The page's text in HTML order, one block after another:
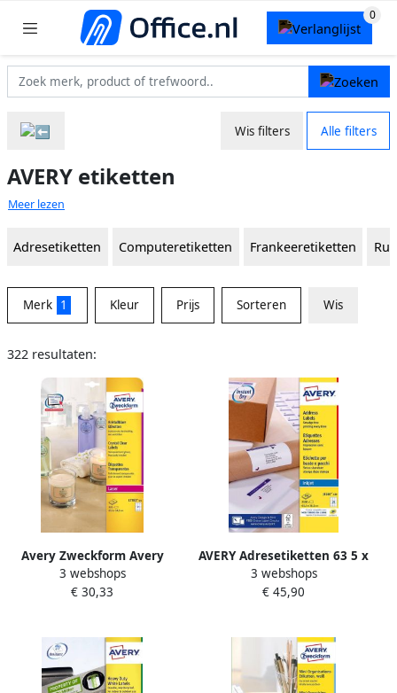
Wis filters Alle filters
AVERY etiketten
Meer lezen
Adresetiketten Computeretiketten Frankeeretiketten
Merk 1 Kleur Prijs Sorteren Wis
322 resultaten:
Avery Zweckform Avery
transparante Crystal Clear
etiketten ft 63 5 x 38 1 mm
3 webshops
€ 30,33
AVERY Adresetiketten 63 5 x
38 1 mm wit Inkjetprinter
permanent klevend J8160-
3 webshops
€ 45,90